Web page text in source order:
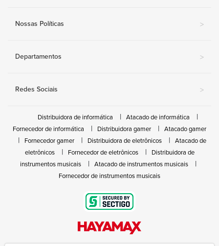
Nossas Políticas >
Departamentos >
Redes Sociais >
Distribuidora de informática
Atacado de informática
Fornecedor de informática
Distribuidora gamer
Atacado gamer
Fornecedor gamer
Distribuidora de eletrônicos
Atacado de
eletrônicos
Fornecedor de eletrônicos
Distribuidora de
instrumentos musicais
Atacado de instrumentos musicais
Fornecedor de instrumentos musicais